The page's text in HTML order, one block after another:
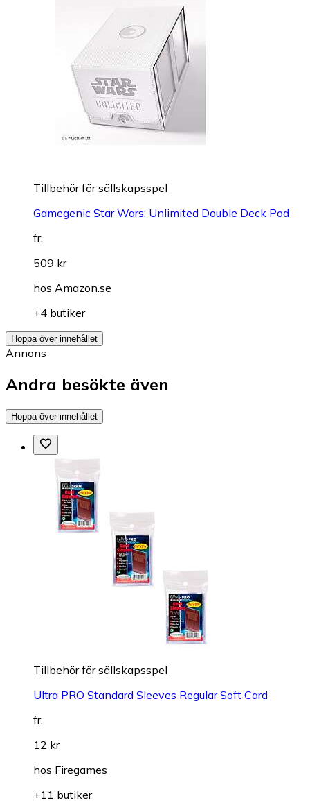
Tillbehör för sällskapsspel
Gamegenic Star Wars: Unlimited Double Deck Pod
fr.
509 kr
hos Amazon.se
+4 butiker
Hoppa över innehållet
Annons
Andra besökte även
Hoppa över innehållet
Tillbehör för sällskapsspel
Ultra PRO Standard Sleeves Regular Soft Card
fr.
12 kr
hos Firegames
+11 butiker